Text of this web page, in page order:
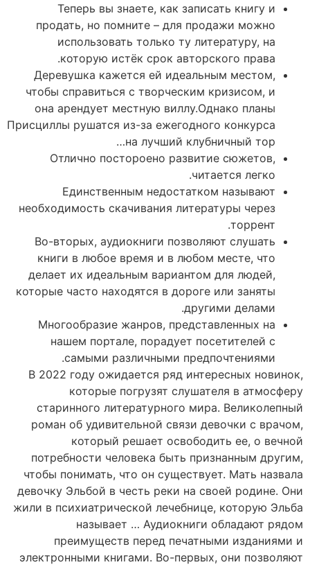
Теперь вы знаете, как записать книгу и
продать, но помните – для продажи можно
использовать только ту литературу, на
которую истёк срок авторского права.
Деревушка кажется ей идеальным местом,
чтобы справиться с творческим кризисом, и
она арендует местную виллу.Однако планы
Присциллы рушатся из-за ежегодного конкурса
на лучший клубничный тор…
Отлично постороено развитие сюжетов,
читается легко.
Единственным недостатком называют
необходимость скачивания литературы через
торрент.
Во-вторых, аудиокниги позволяют слушать
книги в любое время и в любом месте, что
делает их идеальным вариантом для людей,
которые часто находятся в дороге или заняты
другими делами.
Многообразие жанров, представленных на
нашем портале, порадует посетителей с
самыми различными предпочтениями.
В 2022 году ожидается ряд интересных новинок,
которые погрузят слушателя в атмосферу
старинного литературного мира. Великолепный
роман об удивительной связи девочки с врачом,
который решает освободить ее, о вечной
потребности человека быть признанным другим,
чтобы понимать, что он существует. Мать назвала
девочку Эльбой в честь реки на своей родине. Они
жили в психиатрической лечебнице, которую Эльба
называет … Аудиокниги обладают рядом
преимуществ перед печатными изданиями и
электронными книгами. Во-первых, они позволяют